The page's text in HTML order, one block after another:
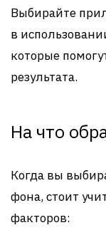
Выбирайте
в
которые
результата.
На что
Когда вы
фона, стоит
факторов: